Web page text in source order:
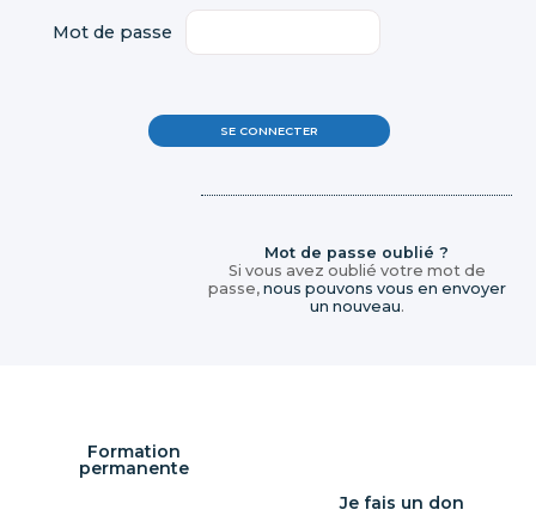
Mot de passe
Mot de passe oublié ?
Si vous avez oublié votre mot de
passe, nous pouvons vous en envoyer
un nouveau.
Formation
permanente
Je fais un don